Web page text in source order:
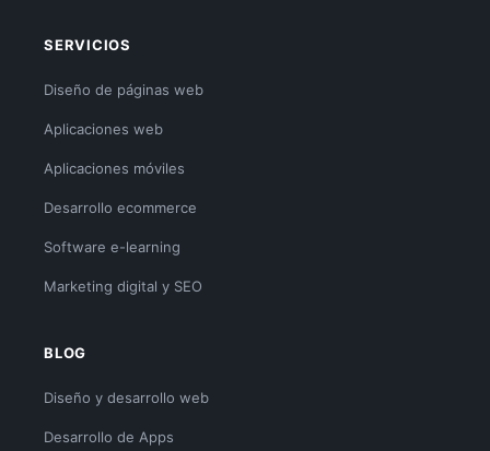
SERVICIOS
Diseño de páginas web
Aplicaciones web
Aplicaciones móviles
Desarrollo ecommerce
Software e-learning
Marketing digital y SEO
BLOG
Diseño y desarrollo web
Desarrollo de Apps